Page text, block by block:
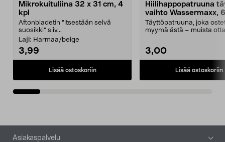
Mikrokuituliina 32 x 31 cm, 4
kpl
Aftonbladetin "itsestään selvä
suosikki" siiv...
Laji: Harmaa/beige
3,99
Lisää ostoskoriin
Hiilihappopatruuna
vaihto Wassermaxx,
Täyttöpatruuna, joka
myymälästä – muista
3,00
Lisää ostoskoriin
Alatunniste
Asiakaspalvelu